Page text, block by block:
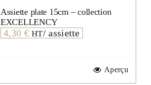
Assiette plate 15cm – collection
EXCELLENCY
4,30 € HT/ assiette
Aperçu